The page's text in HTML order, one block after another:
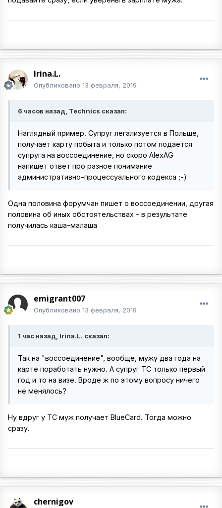
Irina.L.
Опубликовано 13 февраля, 2019
6 часов назад, Technics сказал:
Наглядный пример. Супруг легализуется в Польше,
получает карту побыта и только потом подается
супруга на воссоединение, но скоро AlexAG
напишет ответ про разное понимание
административно-процессуального кодекса ;-)
Одна половина форумчан пишет о воссоединении, другая
половина об иных обстоятельствах - в результате
получилась каша-малаша
emigrant007
Опубликовано 13 февраля, 2019
1 час назад, Irina.L. сказал:
Так на "воссоединение", вообще, мужу два года на
карте поработать нужно. А супруг ТС только первый
год и то на визе. Вроде ж по этому вопросу ничего
не менялось?
Ну вдруг у ТС муж получает BlueCard. Тогда можно
сразу.
chernigov